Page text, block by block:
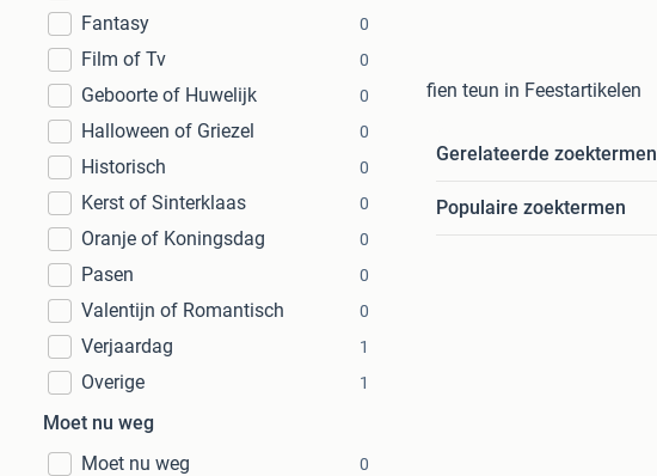
Fantasy 0
Film of Tv 0
Geboorte of Huwelijk 0
Halloween of Griezel 0
Historisch 0
Kerst of Sinterklaas 0
Oranje of Koningsdag 0
Pasen 0
Valentijn of Romantisch 0
Verjaardag 1
Overige 1
Moet nu weg
Moet nu weg
0
fien teun in Feestartikelen
Gerelateerde zoektermen
Populaire zoektermen